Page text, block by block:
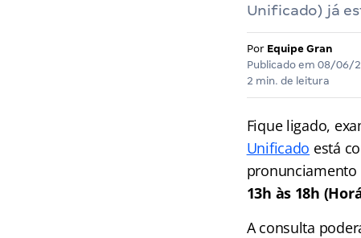
Unificado) já
Por Equipe Gran
Publicado em 08/06/
2 min. de leitura
Fique ligado,
Unificado está
pronunciamento
13h às 18h
A consulta